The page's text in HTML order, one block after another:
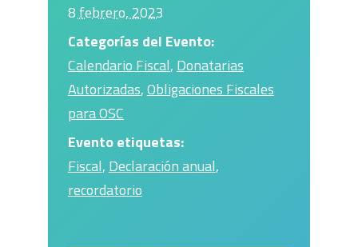
8 febrero, 2023
Categorías del Evento:
Calendario Fiscal, Donatarias
Autorizadas,Obligaciones Fiscales
para OSC
Evento etiquetas:
Fiscal, Declaración anual,
recordatorio